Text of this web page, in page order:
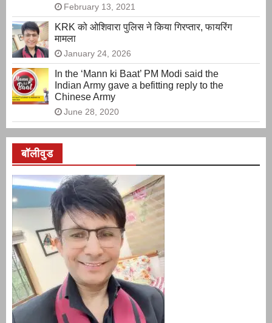
February 13, 2021
KRK को ओशिवारा पुलिस ने किया गिरप्तार, फायरिंग
मामला
January 24, 2026
In the ‘Mann ki Baat’ PM Modi said the
Indian Army gave a befitting reply to the
Chinese Army
June 28, 2020
बॉलीवुड